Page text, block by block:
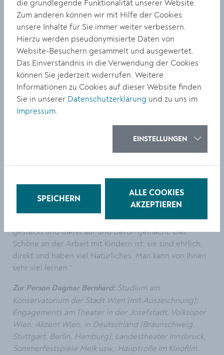
Selbstbewusstseins.“
„Sich Neues zutrauen, über den eigenen Schatten
springen!“
Was können Kinder und Jugendliche beim
Schauspielen lernen? Dagmar Bernhard: „Sie lernen viel
über ihren eigenen Körper, über ihre Wahrnehmung
und Grenzen. Andere Rollen spielen bedeutet, sich
Neues zuzutrauen und manchmal auch über den
eigenen Schatten zu springen. Es macht Spaß, sich zu
verwandeln. Man darf Situationen und Rollen im
Kindern weiß sie, dass „jedes Kind spielen will. Es ist
die erste Art von Kommunikation, die der Mensch hat,
bevor er sprechen kann. Max Reinhard sagt: Der
Schauspieler hat sich seine Kindheit in die Tasche
gesteckt und damit auf und davon gemacht. Das
Schöne an der Arbeit mit Kindern ist: sie sind ehrlich,
direkt und haben viel Natürliches. Man kann von Ihnen
sehr viel lernen.“
Zur Person Dagmar Bernhard: Studium am
Konservatorium der Stadt Wien (mit Auszeichnung);
Engagements am Theater in der Josefstadt, Volksoper
Wien, Akzent Wien, in Deutschland (Braunschweig,
Stuttgart, Berlin, Hamburg), Landestheater Innsbruck,
Sommerfestspiele Melk usw.; Hauptrolle im Kinofilm
die grundlegende Funktionalität unserer Website.
Zum anderen können wir mit Hilfe der Cookies
unsere Inhalte für Sie immer weiter verbessern.
Hierzu werden pseudonymisierte Daten von
Website-Besuchern gesammelt und ausgewertet.
Das Einverständnis in die Verwendung der Cookies
können Sie jederzeit widerrufen. Weitere
Informationen zu Cookies auf dieser Website finden
Sie in unserer Datenschutzerklärung und zu uns im
Impressum.
EINSTELLUNGEN
SPEICHERN
ALLE COOKIES
AKZEPTIEREN